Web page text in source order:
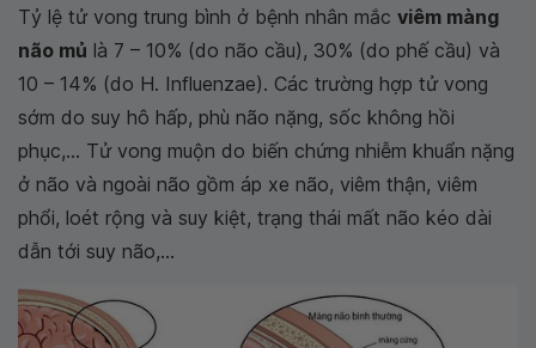
Tỷ lệ tử vong trung bình ở bệnh nhân mắc viêm màng
não mủ là 7 – 10% (do não cầu), 30% (do phế cầu) và
10 – 14% (do H. Influenzae). Các trường hợp tử vong
sớm do suy hô hấp, phù não nặng, sốc không hồi
phục,... Tử vong muộn do biến chứng nhiễm khuẩn nặng
ở não và ngoài não gồm áp xe não, viêm thận, viêm
phổi, loét rộng và suy kiệt, trạng thái mất não kéo dài
dẫn tới suy não,...